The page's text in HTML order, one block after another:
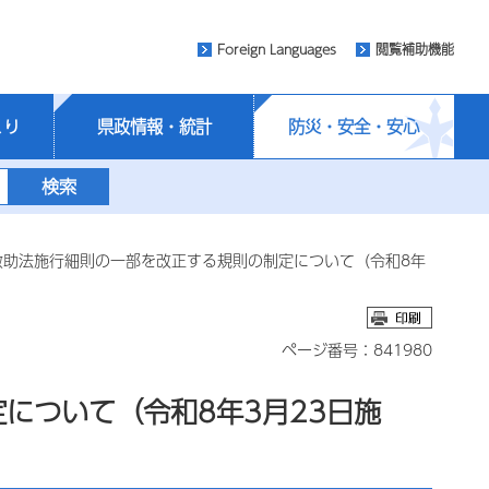
Foreign Languages 閲覧補助機能
県政情報・統計 防災・安全・安心
法施行細則の一部を改正する規則の制定について（令和8年
ページ番号：841980
ついて（令和8年3月23日施